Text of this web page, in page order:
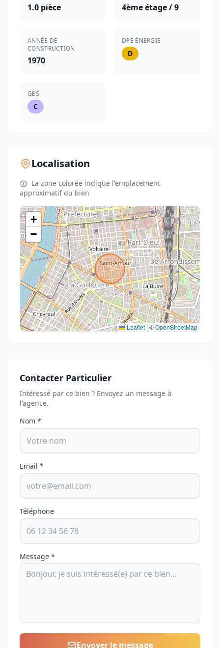
1.0 pièce 4ème étage / 9
ANNÉE DE
CONSTRUCTION
1970
DPE ÉNERGIE
D
GES
C
Localisation
La zone colorée indique l'emplacement
approximatif du bien
+
−
Leaflet |©OpenStreetMap
Contacter Particulier
Intéressé par ce bien ? Envoyez un message à
l'agence.
Nom *
Email *
Téléphone
Message *
Envoyer le message